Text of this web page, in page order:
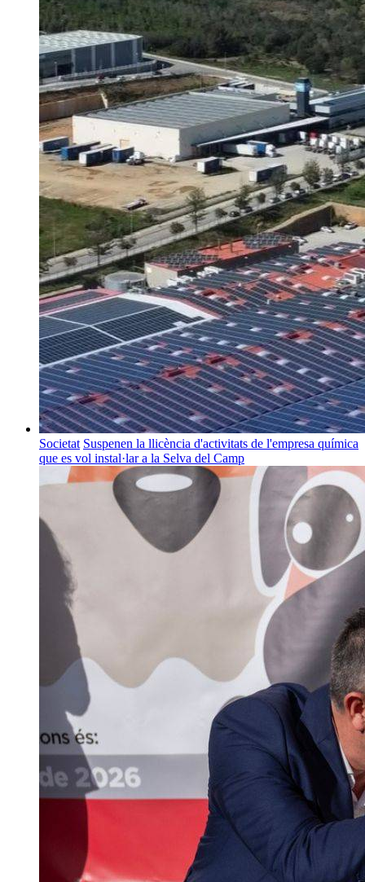
Societat Suspenen la llicència d'activitats de l'empresa química
que es vol instal·lar a la Selva del Camp